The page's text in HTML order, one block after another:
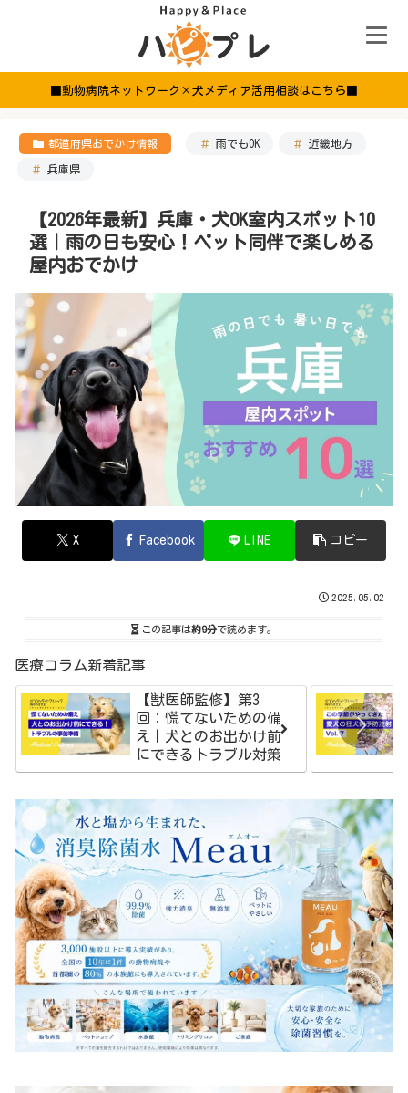
■動物病院ネットワーク×犬メディア活用相談はこちら■
都道府県おでかけ情報 雨でもOK 近畿地方
兵庫県
【2026年最新】兵庫・犬OK室内スポット10
選｜雨の日も安心！ペット同伴で楽しめる
屋内おでかけ
X Facebook LINE コピー
2025.05.02
この記事は約9分で読めます。
医療コラム新着記事
【獣医師監修】第3
回：慌てないための備
え｜犬とのお出かけ前
にできるトラブル対策